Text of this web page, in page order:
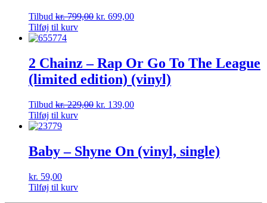
Tilbud kr.799,00 kr. 699,00
Tilføj til kurv
2 Chainz – Rap Or Go To The League
(limited edition) (vinyl)
Tilbud kr.229,00 kr. 139,00
Tilføj til kurv
Baby – Shyne On (vinyl, single)
kr. 59,00
Tilføj til kurv